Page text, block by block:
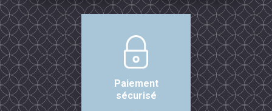
Paiement
sécurisé